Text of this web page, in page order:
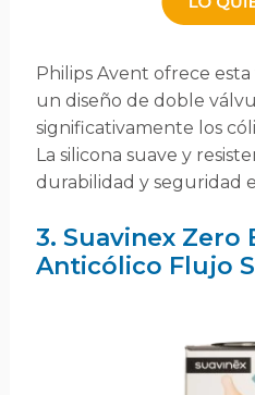
Philips Avent ofrece
un diseño de doble
significativamente los
La silicona suave y
durabilidad y seguridad
3. Suavinex Zero
Anticólico Flujo